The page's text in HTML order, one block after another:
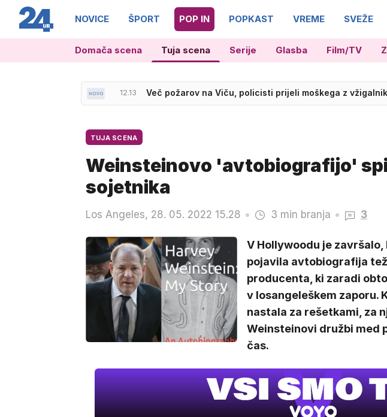
NOVICE ŠPORT POP IN POPKAST VREME SVEŽE
Domača scena Tuja scena Serije Glasba Film/TV
12.13 Več požarov na Viču, policisti prijeli moškega z
12.20 Nad Srednjim Vrhom izbruhnil požar, gasijo tudi air
TUJA SCENA
Weinsteinovo 'avtobiografijo'
sojetnika
Los Angeles, 28. 05. 2022 15.28 3 min branja 3
V Hollywoodu je
pojavila avtobiografija
producenta, ki zaradi
v losangeleškem zaporu.
nastala za rešetkami, za
Weinsteinovi družbi med
čas.